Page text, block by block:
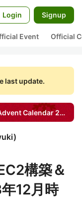
Login Signup
Event Official
last update.
Calendar 2023
)
構築＆
12月時